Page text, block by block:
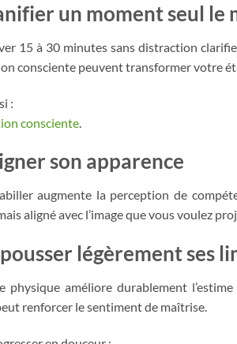
un moment seul le
15 à 30 minutes sans distraction
consciente peuvent transformer votre
:
consciente
son apparence
augmente la perception de
aligné avec l’image que vous voulez
légèrement ses
physique améliore durablement
renforcer le sentiment de maîtrise.